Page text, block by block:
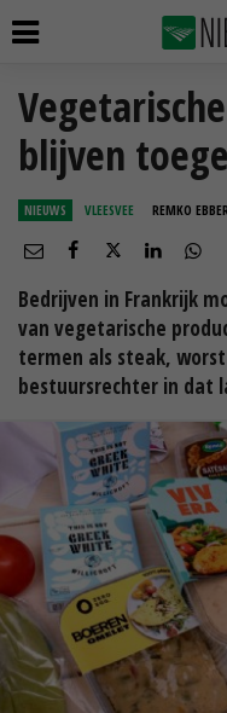
blijven
NIEUWS VLEESVEE REMKO
Bedrijven in Frankrijk
van vegetarische
termen als steak,
bestuursrechter in dat